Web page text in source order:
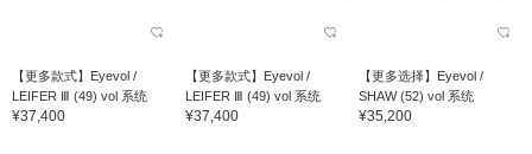
【更多款式】Eyevol /
LEIFER Ⅲ (49) vol 系统
¥37,400
【更多款式】Eyevol /
LEIFER Ⅲ (49) vol 系统
¥37,400
【更多选择】Eyevol /
SHAW (52) vol 系统
¥35,200